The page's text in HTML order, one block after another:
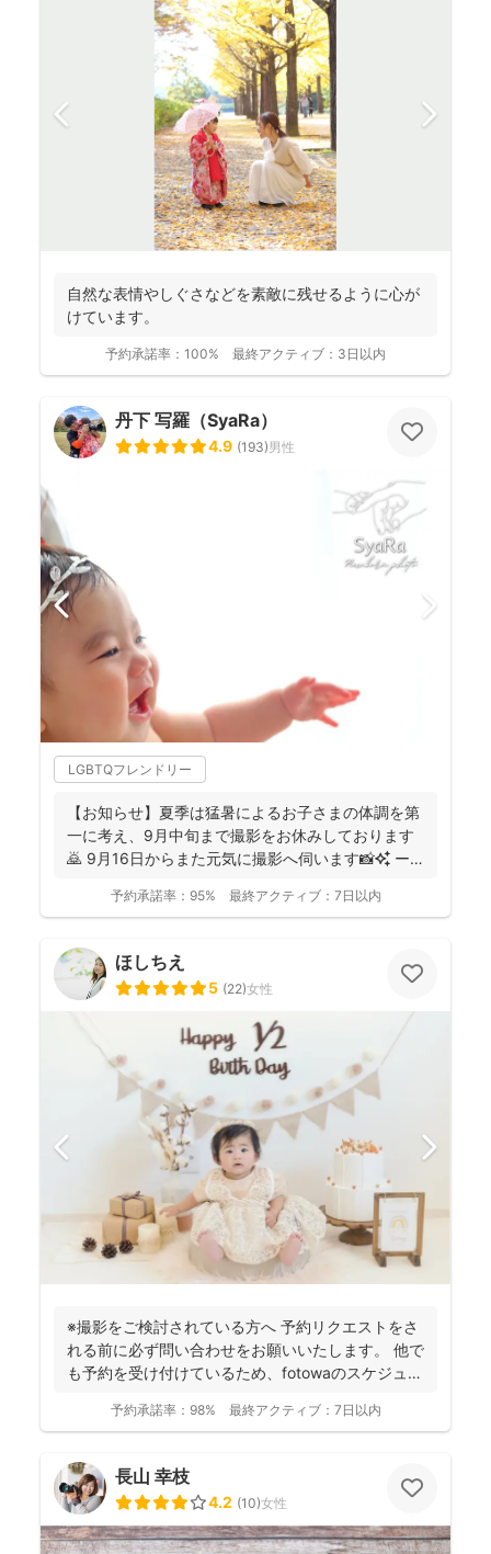
自然な表情やしぐさなどを素敵に残せるように心が
けています。
予約承諾率： 100% 最終アクティブ： 3日以内
丹下 写羅（SyaRa）
4.9 (193)男性
LGBTQフレンドリー
【お知らせ】夏季は猛暑によるお子さまの体調を第
一に考え、9月中旬まで撮影をお休みしております
🙇 9月16日からまた元気に撮影へ伺います📸✨ ー
予約承諾率： 95% 最終アクティブ： 7日以内
ほしちえ
5 (22)女性
※撮影をご検討されている方へ 予約リクエストをさ
れる前に必ず問い合わせをお願いいたします。 他で
も予約を受け付けているため、fotowaのスケジュー
予約承諾率： 98% 最終アクティブ： 7日以内
長山 幸枝
4.2 (10)女性